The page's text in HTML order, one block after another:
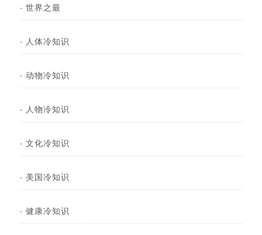
· 世界之最
· 人体冷知识
· 动物冷知识
· 人物冷知识
· 文化冷知识
· 美国冷知识
· 健康冷知识